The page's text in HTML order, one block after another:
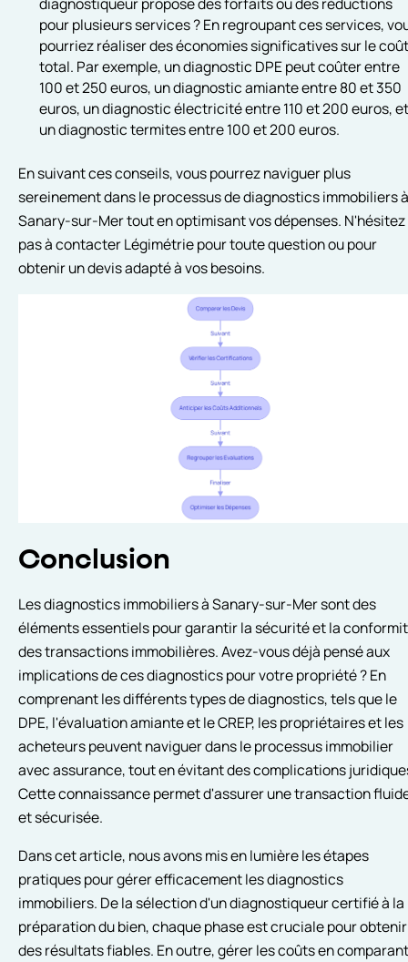
pour plusieurs services ? En regroupant ces services,
pourriez réaliser des économies significatives sur le
total. Par exemple, un diagnostic DPE peut coûter entre
100 et 250 euros, un diagnostic amiante entre 80 et 350
euros, un diagnostic électricité entre 110 et 200 euros,
un diagnostic termites entre 100 et 200 euros.
En suivant ces conseils, vous pourrez naviguer plus
sereinement dans le processus de diagnostics immobiliers à
Sanary-sur-Mer tout en optimisant vos dépenses. N'hésitez
pas à contacter Légimétrie pour toute question ou pour
obtenir un devis adapté à vos besoins.
Conclusion
Les diagnostics immobiliers à Sanary-sur-Mer sont des
éléments essentiels pour garantir la sécurité et la
des transactions immobilières. Avez-vous déjà pensé aux
implications de ces diagnostics pour votre propriété ? En
comprenant les différents types de diagnostics, tels que le
DPE, l'évaluation amiante et le CREP, les propriétaires et les
acheteurs peuvent naviguer dans le processus immobilier
avec assurance, tout en évitant des complications
Cette connaissance permet d'assurer une transaction
et sécurisée.
Dans cet article, nous avons mis en lumière les étapes
pratiques pour gérer efficacement les diagnostics
immobiliers. De la sélection d'un diagnostiqueur certifié à la
préparation du bien, chaque phase est cruciale pour obtenir
des résultats fiables. En outre, gérer les coûts en comparant